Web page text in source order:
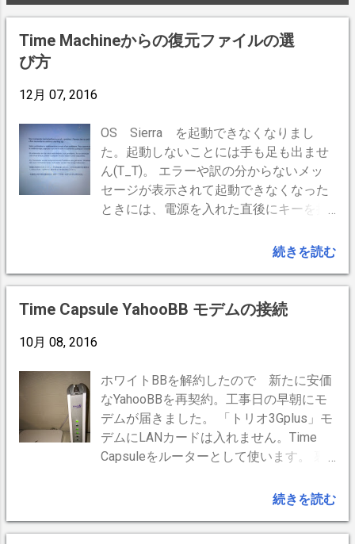
車 8 音楽 8 WordPress 7 車庫改装 7
Bluetooth 6 Time Machine 6
カップ＆ソーサー
コーヒーグッズ
コーヒーフィルター 5 コーヒー抽出 5
サーバー 5 コーヒーグラインダー 3
アメリカン
コーヒードリッパー 2
コーヒー蒸らし 2 CamHi 1 MacBook Air
カメラ 1
コーヒーストロー 1 コーヒー保存 1
コーヒー挽き方 1 コーヒー水温 1
コーヒー温度
稿
Time Machineからの復元ファイルの選
び方
12月 07, 2016
OS Sierra を起動できなくなりまし
た。起動しないことには手も足も出ませ
ん(T_T)。 エラーや訳の分からないメッ
セージが表示されて起動できなくなった
ときには、電源を入れた直後にキーを押
あります。 ・セーフモードで起動（Shift
音が聞こえたら、すぐに Shift キーを押
したままにします。 Apple ロゴが画面に
または Mac を再起動した直後に
「command (⌘) + R」キーを押し続け、
Apple ロゴが表示されたら離しす。 4番
目のディスクユーティリティーでチェク
したところ HDに異常がある 様です。バ
やっても途中で終わってしまい、同じ症
を得ず、Appleサポートに相談したとこ
続きを読む
Time Capsule YahooBB モデムの接続
10月 08, 2016
ホワイトBBを解約したので 新たに安価
なYahooBBを再契約。工事日の早朝にモ
デムが届きました。 「トリオ3Gplus」モ
デムにLANカードは入れません。Time
Capsuleをルーターとして使います。 裏
らも通常通り。 ほっといてもTime
して使えるはずが上手くいかない。局内
続きを読む